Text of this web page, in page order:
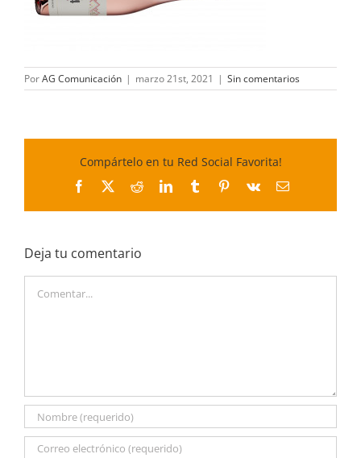
PorAG Comunicación | marzo 21st, 2021 | Sin comentarios
Compártelo en tu Red Social Favorita!
Facebook
X RedditLinkedInTumblrPinterest
Vk
Correo
Deja tu comentario